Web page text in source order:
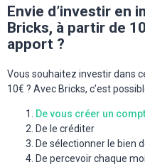
Envie d’investir en
Bricks, à partir de
apport ?
Vous souhaitez investir dans
10€ ? Avec Bricks, c’est
De vous créer un
De le créditer
De sélectionner le bien
De percevoir chaque